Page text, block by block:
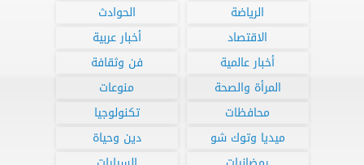
الرياضة
الحوادث
الاقتصاد
أخبار عربية
أخبار عالمية
فن وثقافة
المرأة والصحة
منوعات
محافظات
تكنولوجيا
ميديا وتوك شو
دين وحياة